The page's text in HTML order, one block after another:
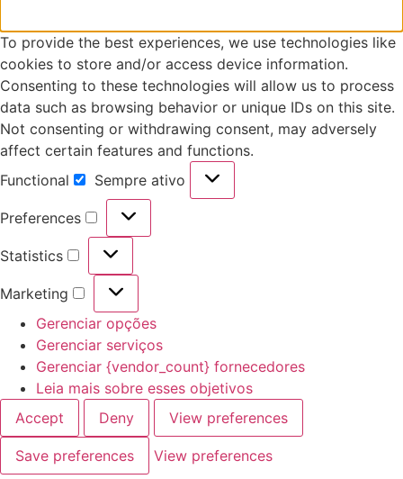
To provide the best experiences, we use technologies like
cookies to store and/or access device information.
Consenting to these technologies will allow us to process
data such as browsing behavior or unique IDs on this site.
Not consenting or withdrawing consent, may adversely
affect certain features and functions.
Functional
Sempre ativo
Preferences
Statistics
Marketing
Gerenciar opções
Gerenciar serviços
Gerenciar {vendor_count} fornecedores
Leia mais sobre esses objetivos
Accept
Deny View preferences
Save preferences View preferences